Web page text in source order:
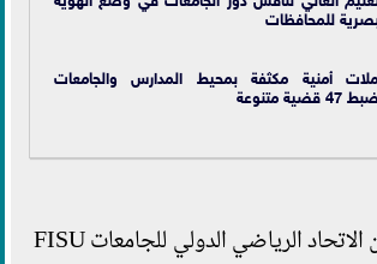
للمحافظات
أمنية مكثفة بمحيط المدارس والجامعات
قضية متنوعة
جدير بالذكر أن الاتحاد الرياضي الدولي للجامعات FISU